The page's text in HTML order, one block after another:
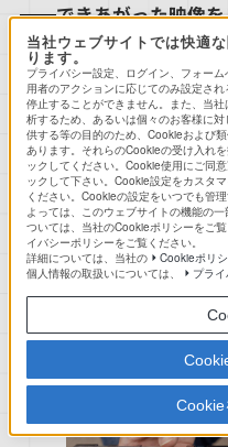
できあがった映像
れましたか？
［Xperia］
ディスプレイ
画質設計担当
松原
ためしに映画
の「Xperia」
うな、映像が
感、奥行き感
ピーカーが大
れた表現かも
ーにいるかの
当社ウェブサイトでは快適
ります。
プライバシー設定、ログイン、フォー
用者のアクションに応じてのみ設定さ
停止することができません。また、当
析するため、あるいは個々のお客様に
供する等の目的のため、Cookieおよび
あります。それらのCookieの受け入れ
ックしてください。Cookie使用にご同
ックして下さい。Cookie設定をカスタ
ください。Cookieの設定をいつでも管
よっては、このウェブサイトの機能の
ついては、当社のCookieポリシーをご
イバシーポリシーをご覧ください。
詳細については、当社の
Cookieポリ
個人情報の取扱いについては、
プラ
Cookie